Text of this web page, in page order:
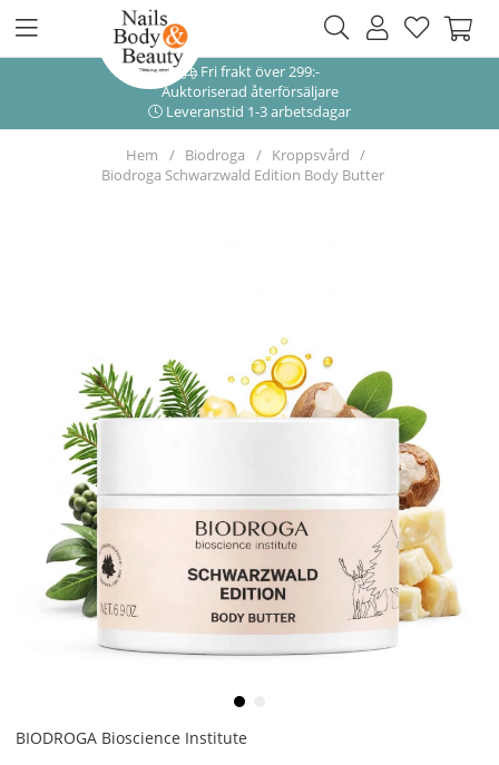
Fri frakt över 299:-
Auktoriserad återförsäljare
Leveranstid 1-3 arbetsdagar
Hem Biodroga
Kroppsvård
Biodroga Schwarzwald Edition Body Butter
BIODROGA Bioscience Institute